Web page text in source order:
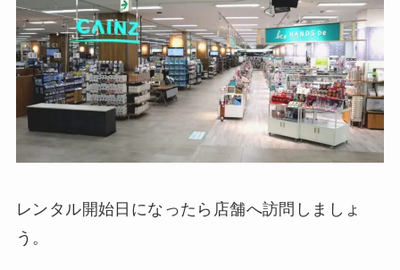
レンタル開始日になったら店舗へ訪問しましょ
う。